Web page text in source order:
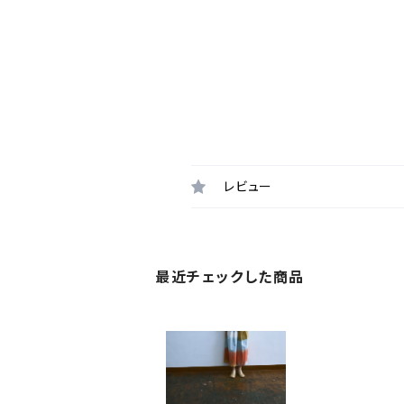
レビュー
最近チェックした商品